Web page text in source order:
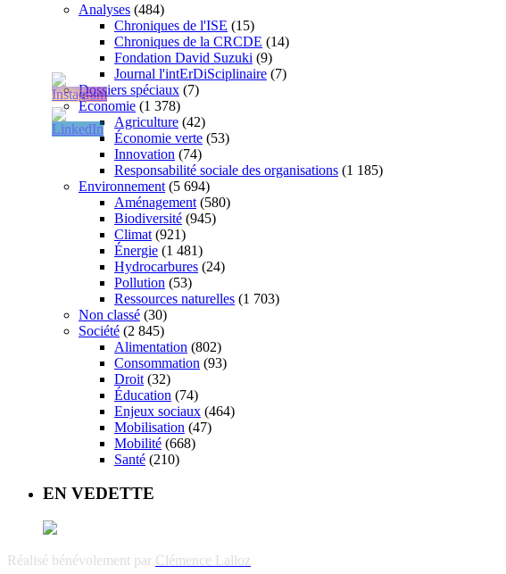
Analyses (484)
Chroniques de l'ISE (15)
Chroniques de la CRCDE (14)
Fondation David Suzuki (9)
Journal l'intErDiSciplinaire (7)
Dossiers spéciaux (7)
Économie (1 378)
Agriculture (42)
Économie verte (53)
Innovation (74)
Responsabilité sociale des organisations (1 185)
Environnement (5 694)
Aménagement (580)
Biodiversité (945)
Climat (921)
Énergie (1 481)
Hydrocarbures (24)
Pollution (53)
Ressources naturelles (1 703)
Non classé (30)
Société (2 845)
Alimentation (802)
Consommation (93)
Droit (32)
Éducation (74)
Enjeux sociaux (464)
Mobilisation (47)
Mobilité (668)
Santé (210)
EN VEDETTE
Réalisé bénévolement par Clémence Lalloz